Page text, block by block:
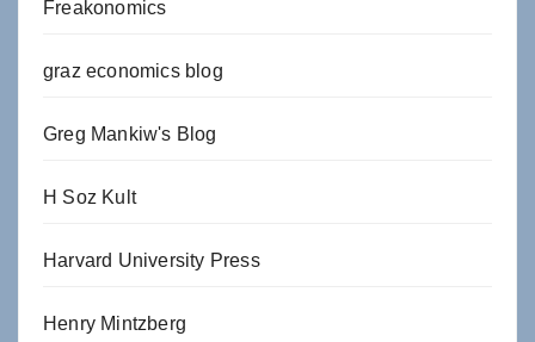
Freakonomics
graz economics blog
Greg Mankiw's Blog
H Soz Kult
Harvard University Press
Henry Mintzberg